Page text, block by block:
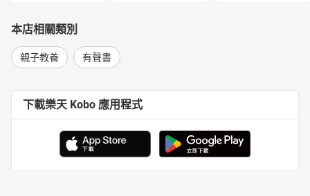
「沙沙仔仔奇遇記」。透過故事的聆聽，孩子的記憶力和組織力可
以不斷增長，並促進思考、想像和語言的能力。
（一）「歷史故事劇場」：
話、有逼真又富變化的音效……就像是一齣齣精采的歷史小劇場。
（二）「沙沙仔仔奇遇記」：
位歷史人物生長的年代去遊歷探險，體驗一段深刻難忘的歷史奇遇
記，進而了解該位歷史人物的背景知識，彷彿走進小小的歷史王
國。
本店相關類別
親子教養 有聲書
下載樂天 Kobo 應用程式